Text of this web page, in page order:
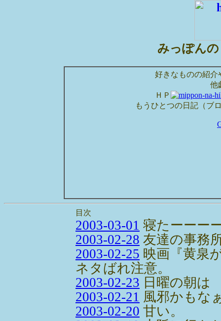
みっぽん
好きなものの紹介
他
ＨＰ
もうひとつの日記（ブ
目次
2003-03-01 寝たーーー
2003-02-28 友達の事務
2003-02-25 映画『黄泉
ネタばれ注意。
2003-02-23 日曜の朝は
2003-02-21 風邪かもな
2003-02-20 甘い。